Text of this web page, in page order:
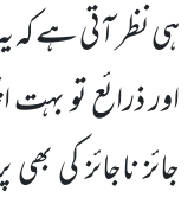
ہی نظر آتی ہے
اور ذرائع تو
جائز ناجائز کی